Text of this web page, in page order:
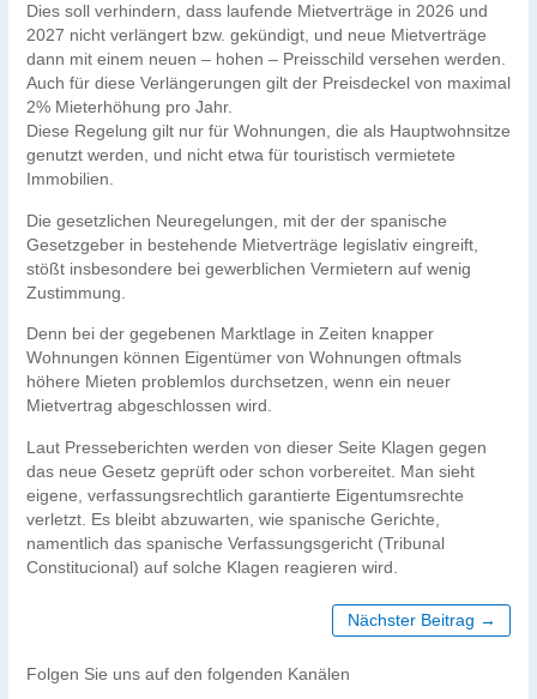
Dies soll verhindern, dass laufende Mietverträge in 2026 und
2027 nicht verlängert bzw. gekündigt, und neue Mietverträge
dann mit einem neuen – hohen – Preisschild versehen werden.
Auch für diese Verlängerungen gilt der Preisdeckel von maximal
2% Mieterhöhung pro Jahr.
Diese Regelung gilt nur für Wohnungen, die als Hauptwohnsitze
genutzt werden, und nicht etwa für touristisch vermietete
Immobilien.
Die gesetzlichen Neuregelungen, mit der der spanische
Gesetzgeber in bestehende Mietverträge legislativ eingreift,
stößt insbesondere bei gewerblichen Vermietern auf wenig
Zustimmung.
Denn bei der gegebenen Marktlage in Zeiten knapper
Wohnungen können Eigentümer von Wohnungen oftmals
höhere Mieten problemlos durchsetzen, wenn ein neuer
Mietvertrag abgeschlossen wird.
Laut Presseberichten werden von dieser Seite Klagen gegen
das neue Gesetz geprüft oder schon vorbereitet. Man sieht
eigene, verfassungsrechtlich garantierte Eigentumsrechte
verletzt. Es bleibt abzuwarten, wie spanische Gerichte,
namentlich das spanische Verfassungsgericht (Tribunal
Constitucional) auf solche Klagen reagieren wird.
Nächster Beitrag →
Folgen Sie uns auf den folgenden Kanälen